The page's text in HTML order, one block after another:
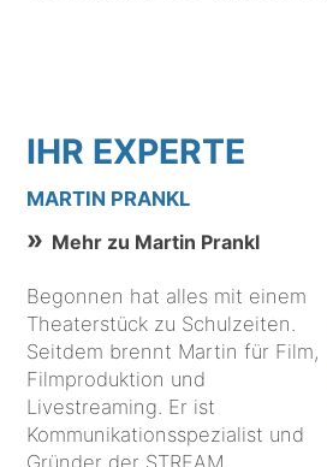
IHR EXPERTE
MARTIN PRANKL
Mehr zu Martin Prankl
Begonnen hat alles mit einem
Theaterstück zu Schulzeiten.
Seitdem brennt Martin für Film,
Filmproduktion und
Livestreaming. Er ist
Kommunikationsspezialist und